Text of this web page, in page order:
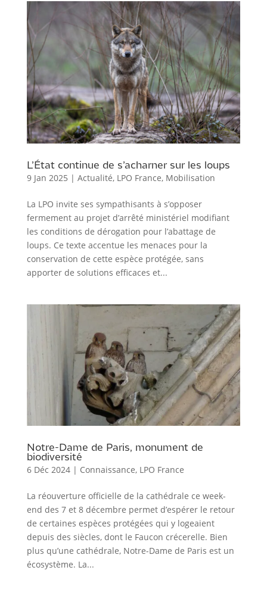
L’État continue de s’acharner sur les loups
9 Jan 2025 | Actualité, LPO France, Mobilisation
La LPO invite ses sympathisants à s’opposer
fermement au projet d’arrêté ministériel modifiant
les conditions de dérogation pour l’abattage de
loups. Ce texte accentue les menaces pour la
conservation de cette espèce protégée, sans
apporter de solutions efficaces et...
Notre-Dame de Paris, monument de
biodiversité
6 Déc 2024| Connaissance, LPO France
La réouverture officielle de la cathédrale ce week-
end des 7 et 8 décembre permet d’espérer le retour
de certaines espèces protégées qui y logeaient
depuis des siècles, dont le Faucon crécerelle. Bien
plus qu’une cathédrale, Notre-Dame de Paris est un
écosystème. La...